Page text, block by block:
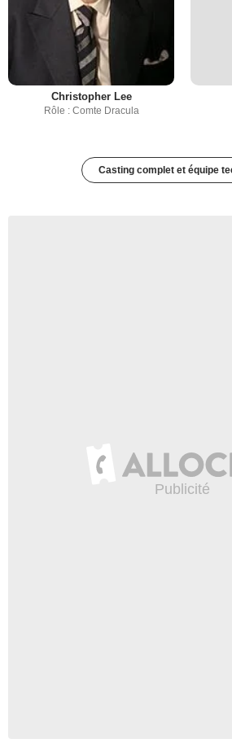
Christopher Lee
Rôle : Comte Dracula
Casting complet et équipe